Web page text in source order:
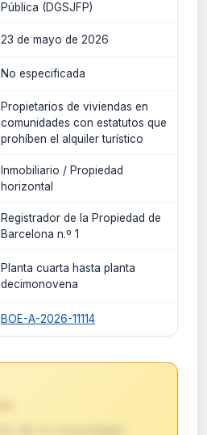
Pública (DGSJFP)
23 de mayo de 2026
No especificada
Propietarios de viviendas en
comunidades con estatutos que
prohíben el alquiler turístico
Inmobiliario / Propiedad
horizontal
Registrador de la Propiedad de
Barcelona n.º 1
Planta cuarta hasta planta
decimonovena
BOE-A-2026-11114